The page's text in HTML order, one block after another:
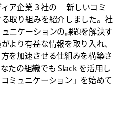
ア企業 3 社の 新しいコミ
取り組みを紹介しました。社
ニケーションの課題を解決す
より有益な情報を取り入れ、
を加速させる仕組みを構築さ
たの組織でも Slack を活用し
ミュニケーション」を始めて